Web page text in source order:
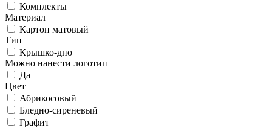
Комплекты
Материал
Картон матовый
Тип
Крышко-дно
Можно нанести логотип
Да
Цвет
Абрикосовый
Бледно-сиреневый
Графит